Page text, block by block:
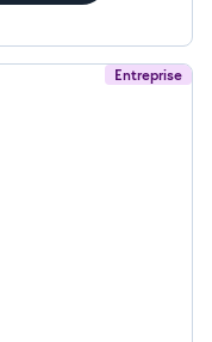
Entreprise